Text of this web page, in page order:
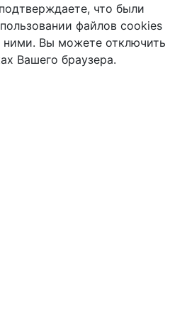
что были
файлов cookies
ними. Вы можете отключить
Вашего браузера.